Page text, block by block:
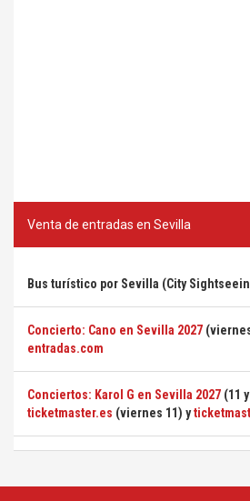
Venta de entradas en Sevilla
Bus turístico por Sevilla (City
Concierto: Cano en Sevilla 2027
entradas.com
Conciertos: Karol G en Sevilla 2027 (11
ticketmaster.es (viernes 11) y